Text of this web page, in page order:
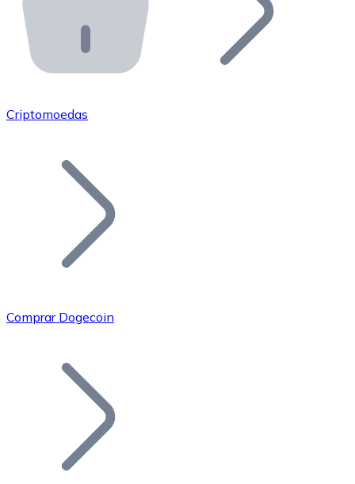
API Bitnovo
Integre nossa API no seu ecossistema.
Junte-se à nossa rede de revendedores e comercialize
Adicione o token do seu projeto ao nosso serviço de
Bitcoin
Criptomoedas
Comprar Dogecoin